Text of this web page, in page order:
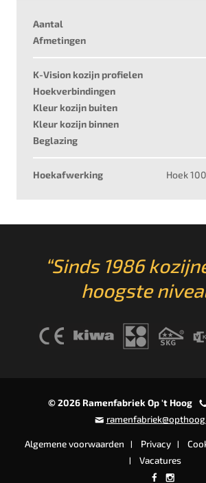
Aantal
Afmetingen
K-Vision kozijn profielen
Hoekverbindingen
Kleur kozijn buiten
Kleur kozijn binnen
Beglazing
Hoekafwerking Hoek
“Sinds 1986
hoogste
© 2026 Ramenfabriek Op 't Hoog
Algemene voorwaarden Privacy
Vacatures